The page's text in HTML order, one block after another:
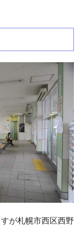
が札幌市西区西野